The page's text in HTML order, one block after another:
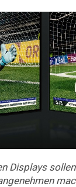
Displays